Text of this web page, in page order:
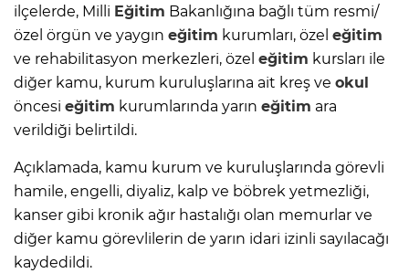
ilçelerde, Milli Eğitim Bakanlığına bağlı tüm resmi/
özel örgün ve yaygın eğitim kurumları, özel eğitim
ve rehabilitasyon merkezleri, özel eğitim kursları ile
diğer kamu, kurum kuruluşlarına ait kreş ve okul
öncesi eğitim kurumlarında yarın eğitim ara
verildiği belirtildi.
Açıklamada, kamu kurum ve kuruluşlarında görevli
hamile, engelli, diyaliz, kalp ve böbrek yetmezliği,
kanser gibi kronik ağır hastalığı olan memurlar ve
diğer kamu görevlilerin de yarın idari izinli sayılacağı
kaydedildi.